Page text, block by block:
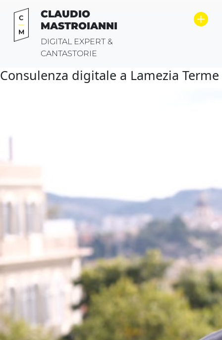
contenuto
CLAUDIO
MASTROIANNI
DIGITAL EXPERT &
CANTASTORIE
Consulenza digitale a Lamezia Terme